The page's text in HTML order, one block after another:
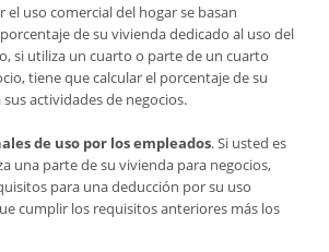
el uso comercial del hogar se basan
de su vivienda dedicado al uso del
si utiliza un cuarto o parte de un cuarto
tiene que calcular el porcentaje de su
actividades de negocios.
de uso por los empleados. Si usted es
una parte de su vivienda para negocios,
para una deducción por su uso
cumplir los requisitos anteriores más los